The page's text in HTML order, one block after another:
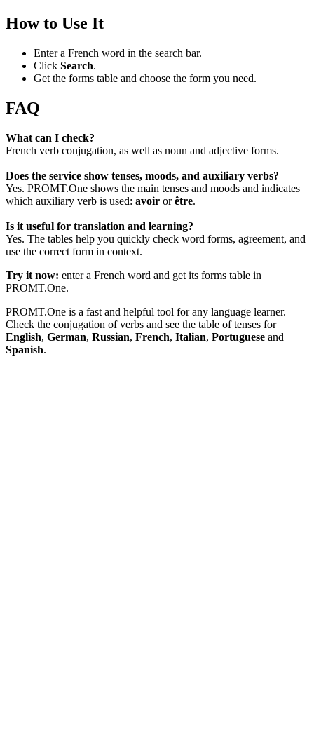
How to Use It
Enter a French word in the search bar.
Click Search.
Get the forms table and choose the form you need.
FAQ
What can I check?
French verb conjugation, as well as noun and adjective forms.
Does the service show tenses, moods, and auxiliary verbs?
Yes. PROMT.One shows the main tenses and moods and indicates
which auxiliary verb is used: avoir orêtre.
Is it useful for translation and learning?
Yes. The tables help you quickly check word forms, agreement, and
use the correct form in context.
Try it now: enter a French word and get its forms table in
PROMT.One.
PROMT.One is a fast and helpful tool for any language learner.
Check the conjugation of verbs and see the table of tenses for
English, German, Russian, French, Italian, Portuguese and
Spanish.